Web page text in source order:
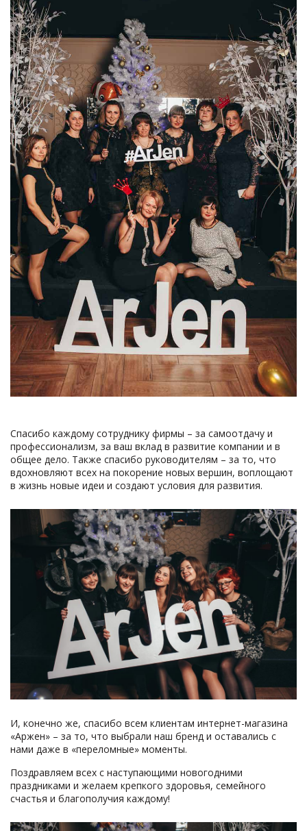
Спасибо каждому сотруднику фирмы – за самоотдачу и
профессионализм, за ваш вклад в развитие компании и в
общее дело. Также спасибо руководителям – за то, что
вдохновляют всех на покорение новых вершин, воплощают
в жизнь новые идеи и создают условия для развития.
И, конечно же, спасибо всем клиентам интернет-магазина
«Аржен» – за то, что выбрали наш бренд и оставались с
нами даже в «переломные» моменты.
Поздравляем всех с наступающими новогодними
праздниками и желаем крепкого здоровья, семейного
счастья и благополучия каждому!